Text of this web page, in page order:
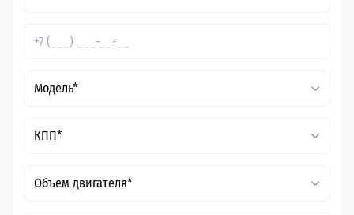
Модель*
КПП*
Объем двигателя*